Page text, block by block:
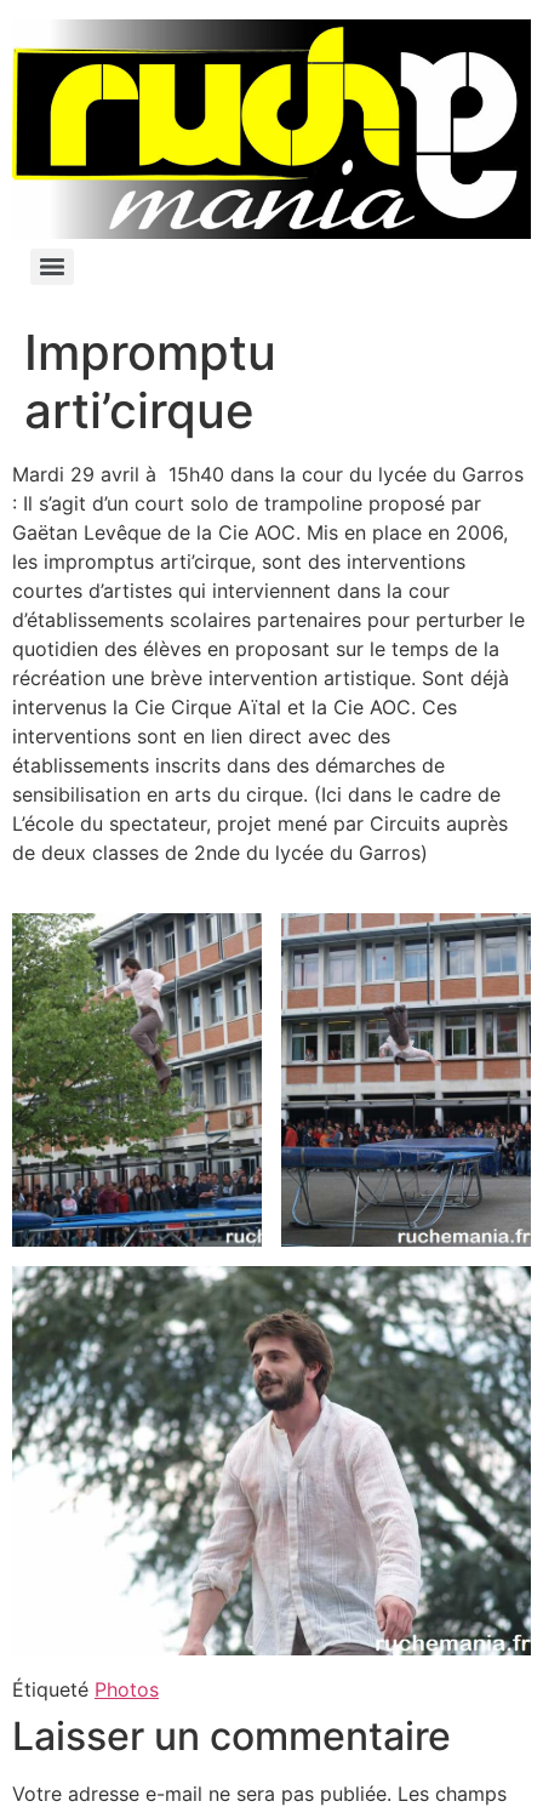
Impromptu
arti’cirque
Mardi 29 avril à 15h40 dans la cour du lycée du Garros
: Il s’agit d’un court solo de trampoline proposé par
Gaëtan Levêque de la Cie AOC. Mis en place en 2006,
les impromptus arti’cirque, sont des interventions
courtes d’artistes qui interviennent dans la cour
d’établissements scolaires partenaires pour perturber le
quotidien des élèves en proposant sur le temps de la
récréation une brève intervention artistique. Sont déjà
intervenus la Cie Cirque Aïtal et la Cie AOC. Ces
interventions sont en lien direct avec des
établissements inscrits dans des démarches de
sensibilisation en arts du cirque. (Ici dans le cadre de
L’école du spectateur, projet mené par Circuits auprès
de deux classes de 2nde du lycée du Garros)
Étiqueté Photos
Laisser un commentaire
Votre adresse e-mail ne sera pas publiée. Les champs